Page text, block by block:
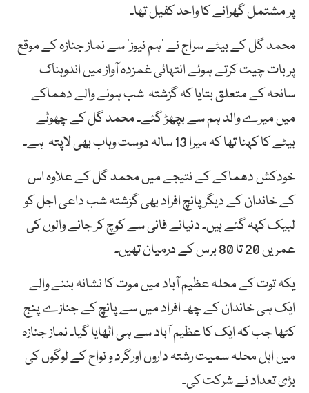
پر مشتمل گھرانے کا واحد کفیل تھا۔
محمد گل کے بیٹے سراج نے ’ہم نیوز‘ سے نماز جنازہ کے موقع
پر بات چیت کرتے ہوئے انتہائی غمزدہ آواز میں اندوہناک
سانحہ کے متعلق بتایا کہ گزشتہ شب ہونے والے دھماکے
میں میرے والد ہم سے بچھڑ گئے۔ محمد گل کے چھوٹے
بیٹے کا کہنا تھا کہ میرا 13 سالہ دوست وہاب بھی لاپتہ ہے۔
خودکش دھماکے کے نتیجے میں محمد گل کے علاوہ اس
کے خاندان کے دیگر پانچ افراد بھی گزشتہ شب داعی اجل کو
لبیک کہہ گئے ہیں۔ دنیائے فانی سے کوچ کر جانے والوں کی
عمریں 20 تا 80 برس کے درمیان تھیں۔
یکہ توت کے محلہ عظیم آباد میں موت کا نشانہ بننے والے
ایک ہی خاندان کے چھ افراد میں سے پانچ کے جنازے پنج
کٹھا جب کہ ایک کا عظیم آباد سے ہی اٹھایا گیا۔ نماز جنازہ
میں اہل محلہ سمیت رشتہ داروں اورگرد و نواح کے لوگوں کی
بڑی تعداد نے شرکت کی۔